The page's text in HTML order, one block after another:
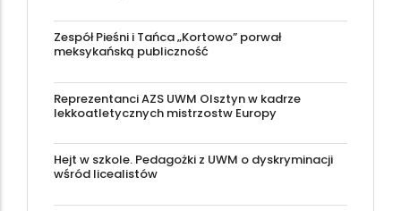
Zespół Pieśni i Tańca „Kortowo” porwał
meksykańską publiczność
Reprezentanci AZS UWM Olsztyn w kadrze
lekkoatletycznych mistrzostw Europy
Hejt w szkole. Pedagożki z UWM o dyskryminacji
wśród licealistów